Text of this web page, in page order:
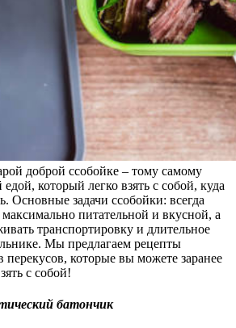
доброй ссобойке – тому самому
который легко взять с собой, куда
Основные задачи ссобойки: всегда
питательной и вкусной, а
транспортировку и длительное
Мы предлагаем рецепты
перекусов, которые вы можете заранее
с собой!
батончик